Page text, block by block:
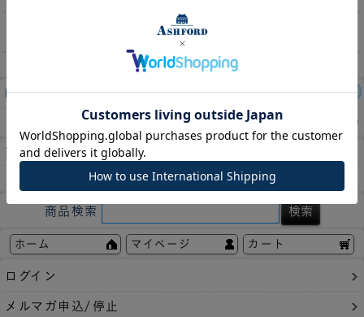
レビュー件数： 1件
この商品の平均評価： 4.00
商品についてのお問い合わせ
お気に入りに登録
商品検索
ホーム マイページ カート
ログイン
メルマガ申込/停止